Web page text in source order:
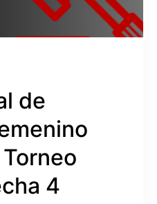
de
Torneo
4